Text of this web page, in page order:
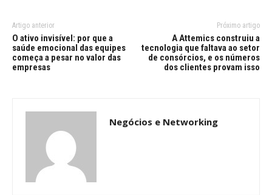
Artigo anterior
O ativo invisível: por que a
saúde emocional das equipes
começa a pesar no valor das
empresas
Próximo artigo
A Attemics construiu a
tecnologia que faltava ao setor
de consórcios, e os números
dos clientes provam isso
Negócios e Networking